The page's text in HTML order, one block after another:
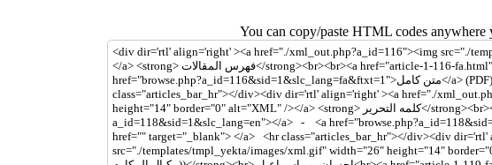
You can copy/paste HTML codes